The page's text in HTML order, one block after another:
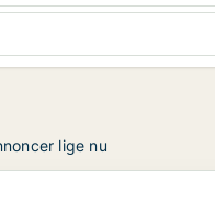
lige nu
lager, værksted,